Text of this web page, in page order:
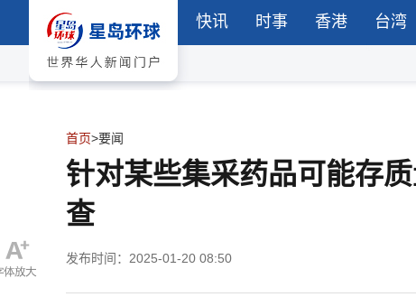
快讯 时事 香港 台湾
首页>要闻
针对某些集采药品可能存
查
发布时间：2025-01-20 08:50